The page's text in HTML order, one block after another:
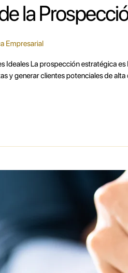
la
Empresarial
Ideales La prospección estratégica
y generar clientes potenciales de